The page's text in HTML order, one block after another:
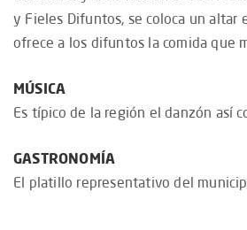
y Fieles Difuntos, se coloca un altar
ofrece a los difuntos la comida que
MÚSICA
Es típico de la región el danzón así
GASTRONOMÍA
El platillo representativo del